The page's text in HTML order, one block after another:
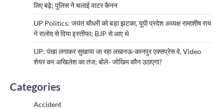
लिए बढ़े; पुलिस ने चलाई वाटर कैनन
UP Politics: जयंत चौधरी को बड़ा झटका, यूपी प्रदेश अध्यक्ष रामाशीष राय
ने रालोद से दिया इस्तीफा; BJP से आए थे
UP: पंखा लगाकर सुखाया जा रहा लखनऊ-कानपुर एक्सप्रेस वे, Video
शेयर कर अखिलेश का तंज; बोले- जोखिम कौन उठाएगा?
Categories
Accident